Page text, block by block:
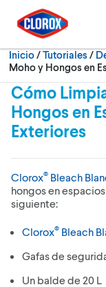
Ir al Menú principal
Ir a Contenido
Ir al Pie de página
Inicio/Tutoriales
Moho y Hongos en
Cómo
Hongos en
Exteriores
Clorox® Bleach
hongos en
siguiente:
Clorox® Bleach
Gafas de
Un balde de 20 L